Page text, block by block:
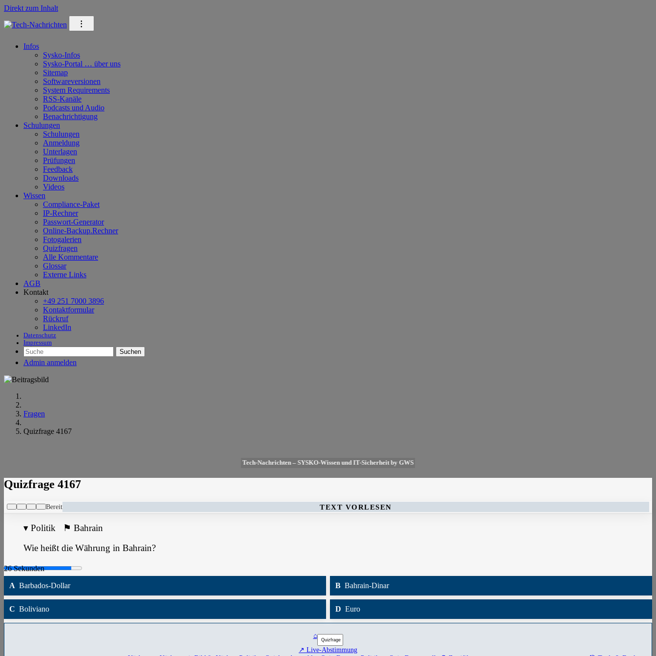
Direkt zum Inhalt
⁝
Infos
Sysko-Infos
Sysko-Portal … über uns
Sitemap
Softwareversionen
System Requirements
RSS-Kanäle
Podcasts und Audio
Benachrichtigung
Schulungen
Schulungen
Anmeldung
Unterlagen
Prüfungen
Feedback
Downloads
Videos
Wissen
Compliance-Paket
IP-Rechner
Passwort-Generator
Online-Backup.Rechner
Fotogalerien
Quizfragen
Alle Kommentare
Glossar
Externe Links
AGB
Kontakt
+49 251 7000 3896
Kontaktformular
Rückruf
LinkedIn
Datenschutz
Impressum
Suchen
Admin anmelden
Fragen
Quizfrage 4167
Tech-Nachrichten – SYSKO-Wissen und IT-Sicherheit by GWS
Quizfrage 4167
Bereit TEXT VORLESEN
▾ Politik ⚑ Bahrain
Wie heißt die Währung in Bahrain?
A Barbados-Dollar B Bahrain-Dinar
C Boliviano D Euro
⌂
↗ Live-Abstimmung